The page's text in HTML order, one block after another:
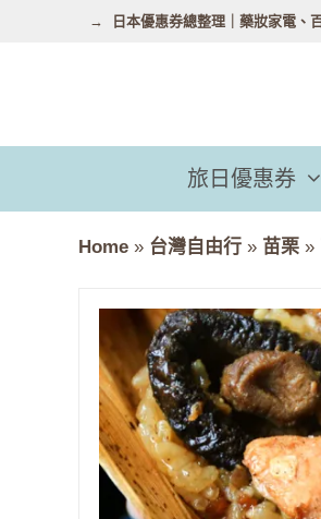
容
日本優惠券總整理｜藥妝家電、
旅日優惠券
Home » 台灣自由行 » 苗栗 »